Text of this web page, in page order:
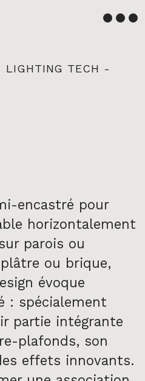
LIGHTING TECH -
encastré pour
horizontalement
parois ou
ou brique,
évoque
: spécialement
partie intégrante
plafonds, son
effets innovants.